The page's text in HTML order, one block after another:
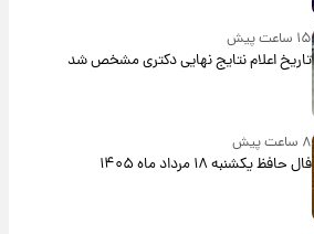
۱۵ ساعت پیش
تاریخ اعلام نتایج نهایی دکتری مشخص شد
۸ ساعت پیش
فال حافظ یکشنبه ۱۸ مرداد ماه ۱۴۰۵